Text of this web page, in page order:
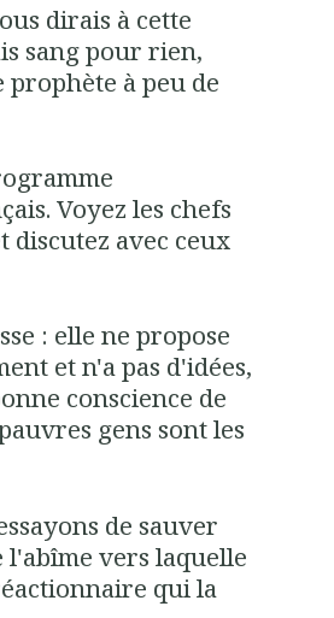
dirais à cette
sang pour rien,
à peu de
Voyez les chefs
discutez avec ceux
: elle ne propose
et n'a pas d'idées,
conscience de
gens sont les
de sauver
l'abîme vers laquelle
qui la